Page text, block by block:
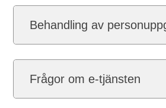
Behandling av
Frågor om e-tjänsten